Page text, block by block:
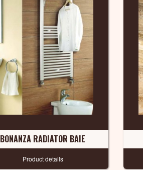
BONANZA RADIATOR BAIE
Product details